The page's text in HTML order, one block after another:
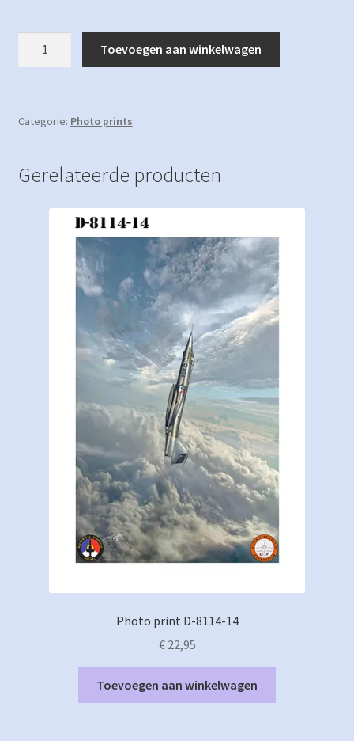
10
Toevoegen aan winkelwagen
Categorie: Photo prints
Gerelateerde producten
Photo print D-8114-14
€22,95
Toevoegen aan winkelwagen